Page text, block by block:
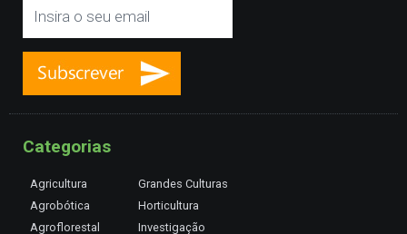
Categorias
Agricultura
Agrobótica
Agroflorestal
Grandes Culturas
Horticultura
Investigação